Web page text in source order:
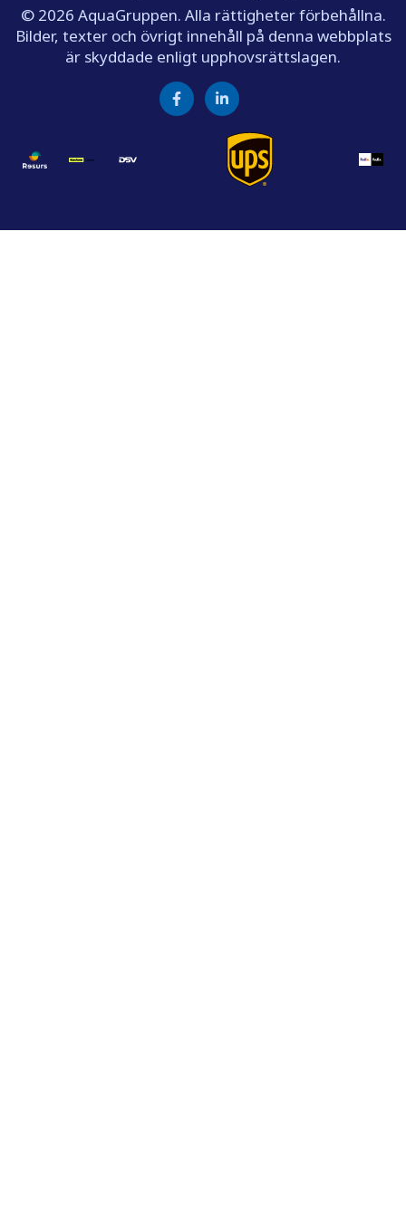
© 2026 AquaGruppen. Alla rättigheter förbehållna.
Bilder, texter och övrigt innehåll på denna webbplats
är skyddade enligt upphovsrättslagen.
Facebook